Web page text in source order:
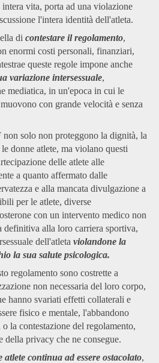
vita, porta ad una violazione
l'intera identità dell'atleta.
di contestare il regolamento,
enormi costi personali, finanziari,
queste regole impone anche
variazione intersessuale,
mediatica, in un'epoca in cui le
con grande velocità e senza
solo non proteggono la dignità, la
donne atlete, ma violano questi
delle atlete alle
a quanto affermato dalle
e alla mancata divulgazione a
per le atlete, diverse
con un intervento medico non
definitiva alla loro carriera sportiva,
dell'atleta violandone la
la sua salute psicologica.
regolamento sono costrette a
non necessaria del loro corpo,
hanno svariati effetti collaterali e
fisico e mentale, l'abbandono
la contestazione del regolamento,
privacy che ne consegue.
atlete continua ad essere ostacolato,